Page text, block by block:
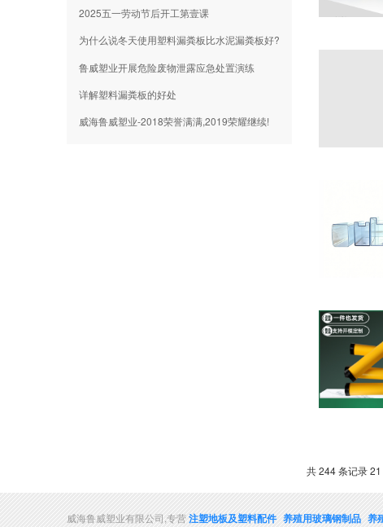
共 244 条记录
- PC管套
2025五一劳动节后开工第壹课
为什么说冬天使用塑料漏粪板比水泥漏粪板好?
鲁威塑业开展危险废物泄露应急处置演练
详解塑料漏粪板的好处
威海鲁威塑业-2018荣誉满满,2019荣耀继续!
威海鲁威塑业有限公司,专营注塑地板及塑料配件 养殖用玻璃钢制品 养